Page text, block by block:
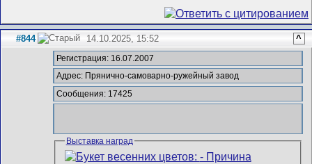
#844 14.10.2025, 15:52 ^
Регистрация: 16.07.2007
Адрес: Прянично-самоварно-ружейный завод
Сообщения: 17425
Выставка наград